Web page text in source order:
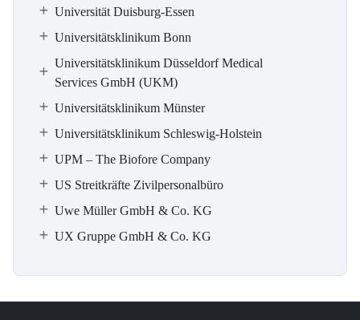
Universität Duisburg-Essen
Universitätsklinikum Bonn
Universitätsklinikum Düsseldorf Medical
Services GmbH (UKM)
Universitätsklinikum Münster
Universitätsklinikum Schleswig-Holstein
UPM – The Biofore Company
US Streitkräfte Zivilpersonalbüro
Uwe Müller GmbH & Co. KG
UX Gruppe GmbH & Co. KG